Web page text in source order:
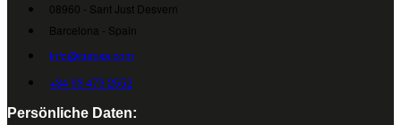
08960 - Sant Just Desvern
Barcelona - Spain
info@cumsa.com
+34 93 473 2552
Persönliche Daten: